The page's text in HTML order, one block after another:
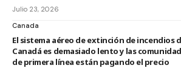
Julio 23, 2026
Canada
El sistema aéreo de extinción de incendios
Canadá es demasiado lento y las
de primera línea están pagando el precio